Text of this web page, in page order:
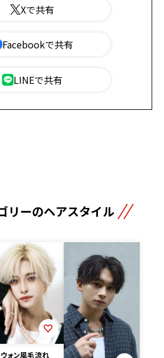
Xで共有
Facebookで共有
LINEで共有
リーのヘアスタイル
ォン風毛流れ